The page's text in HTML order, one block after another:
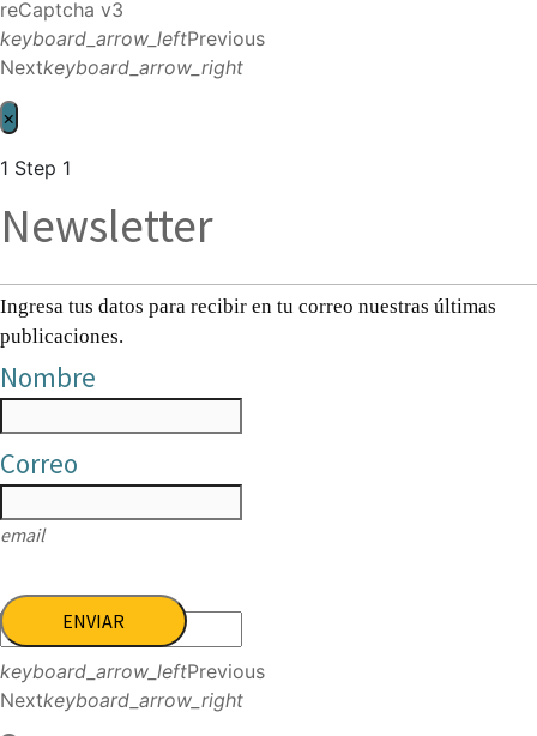
reCaptcha v3
keyboard_arrow_leftPrevious
Nextkeyboard_arrow_right
×
1 Step 1
Newsletter
Ingresa tus datos para recibir en tu correo nuestras últimas
publicaciones.
Nombre
Correo
email
ENVIAR
keyboard_arrow_leftPrevious
Nextkeyboard_arrow_right